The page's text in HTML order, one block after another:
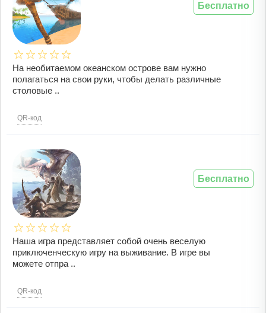
На необитаемом океанском острове вам нужно
полагаться на свои руки, чтобы делать различные
столовые ..
QR-код
Бесплатно
Наша игра представляет собой очень веселую
приключенческую игру на выживание. В игре вы
можете отпра ..
QR-код
Бесплатно